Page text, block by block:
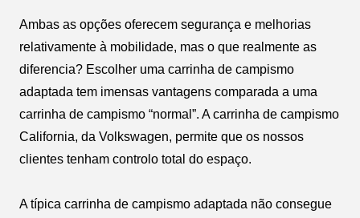
Ambas as opções oferecem segurança e melhorias
relativamente à mobilidade, mas o que realmente as
diferencia? Escolher uma carrinha de campismo
adaptada tem imensas vantagens comparada a uma
carrinha de campismo “normal”. A carrinha de campismo
California, da Volkswagen, permite que os nossos
clientes tenham controlo total do espaço.
A típica carrinha de campismo adaptada não consegue